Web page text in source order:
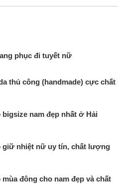
phục đi tuyết nữ
thủ công (handmade) cực chất
bigsize nam đẹp nhất ở Hải
giữ nhiệt nữ uy tín, chất lượng
mùa đông cho nam đẹp và chất